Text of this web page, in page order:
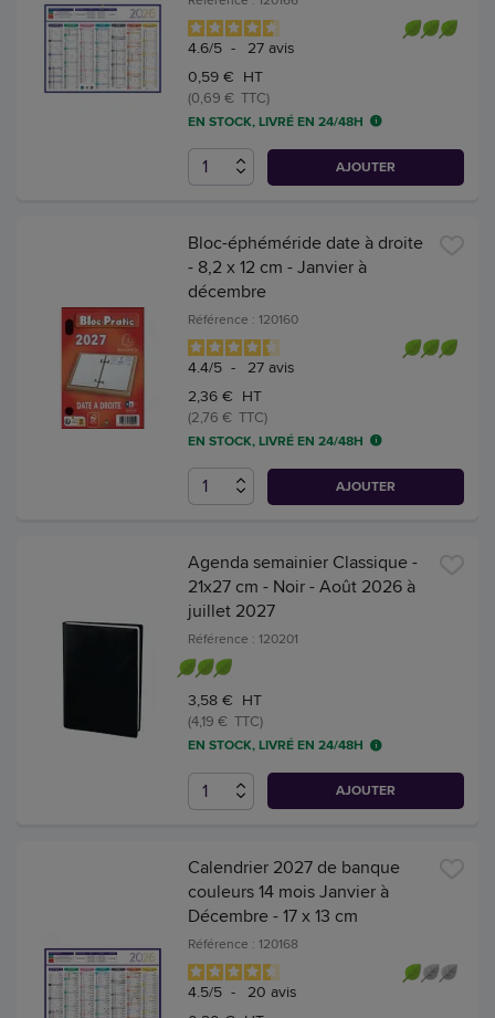
4.6/5 - 27 avis
0,59 € HT
(0,69 € TTC)
EN STOCK, LIVRÉ EN 24/48H
AJOUTER
Bloc-éphéméride date à droite
- 8,2 x 12 cm - Janvier à
décembre
Référence : 120160
4.4/5 - 27 avis
2,36 € HT
(2,76 € TTC)
EN STOCK, LIVRÉ EN 24/48H
AJOUTER
Agenda semainier Classique -
21x27 cm - Noir - Août 2026 à
juillet 2027
Référence : 120201
3,58 € HT
(4,19 € TTC)
EN STOCK, LIVRÉ EN 24/48H
AJOUTER
Calendrier 2027 de banque
couleurs 14 mois Janvier à
Décembre - 17 x 13 cm
Référence : 120168
4.5/5 - 20 avis